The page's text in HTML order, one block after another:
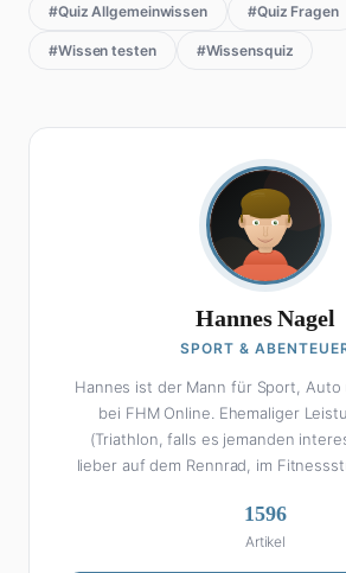
#Quiz Allgemeinwissen #Quiz Fragen
#Wissen testen #Wissensquiz
Hannes Nagel
SPORT &
Hannes ist der Mann für Sport,
bei FHM Online. Ehemaliger
(Triathlon, falls es jemanden
lieber auf dem Rennrad, im
enzyklopädisch: Egal ob Bundesliga-
UFC oder Olympia – Hannes
Einschätzungen mit der
1596
Artikel